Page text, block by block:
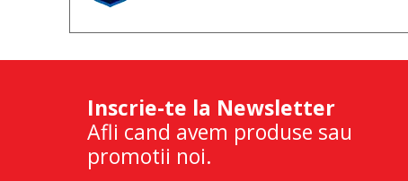
Inscrie-te la Newsletter
Afli cand avem produse sau
promotii noi.